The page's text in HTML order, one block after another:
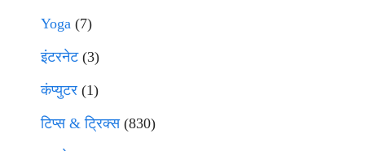
Yoga (7)
इंटरनेट(3)
कंप्युटर (1)
टिप्स & ट्रिक्स(830)